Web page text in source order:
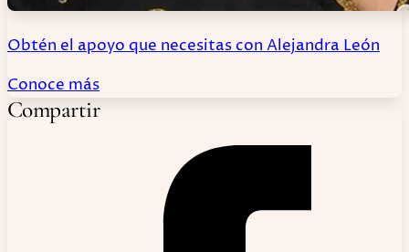
Obtén el apoyo que necesitas con Alejandra León
Conoce más
Compartir